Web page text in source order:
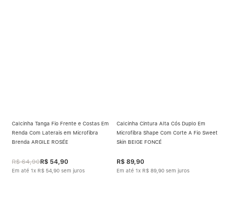
Calcinha Tanga Fio Frente e Costas Em
Renda Com Laterais em Microfibra
Brenda ARGILE ROSÉE
R$ 64,90R$ 54,90
Em até 1x R$ 54 90 sem juros
Calcinha Cintura Alta Cós Duplo Em
Microfibra Shape Com Corte A Fio Sweet
Skin BEIGE FONCÉ
R$ 89,90
Em até 1x R$ 89 90 sem juros